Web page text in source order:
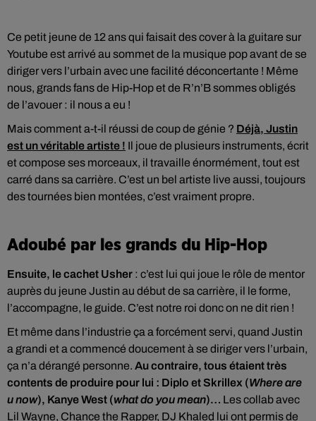
Ce petit jeune de 12 ans qui faisait des cover à la guitare sur
Youtube est arrivé au sommet de la musique pop avant de se
diriger vers l’urbain avec une facilité déconcertante ! Même
nous, grands fans de Hip-Hop et de R’n’B sommes obligés
de l’avouer : il nous a eu !
Mais comment a-t-il réussi de coup de génie ? Déjà, Justin
est un véritable artiste ! Il joue de plusieurs instruments, écrit
et compose ses morceaux, il travaille énormément, tout est
carré dans sa carrière. C’est un bel artiste live aussi, toujours
des tournées bien montées, c’est vraiment propre.
Adoubé par les grands du Hip-Hop
Ensuite, le cachet Usher : c’est lui qui joue le rôle de mentor
auprès du jeune Justin au début de sa carrière, il le forme,
l’accompagne, le guide. C’est notre roi donc on ne dit rien !
Et même dans l’industrie ça a forcément servi, quand Justin
a grandi et a commencé doucement à se diriger vers l’urbain,
ça n’a dérangé personne. Au contraire, tous étaient très
contents de produire pour lui : Diplo et Skrillex (Where are
u now), Kanye West (what do you mean)… Les collab avec
Lil Wayne, Chance the Rapper, DJ Khaled lui ont permis de